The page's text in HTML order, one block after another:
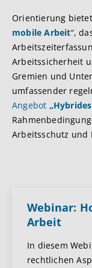
Orientierung bietet
mobile Arbeit“,
Arbeitssicherheit
Gremien und
umfassender
Angebot
Arbeitsschutz und
Webinar:
Arbeit
In diesem
rechtlichen